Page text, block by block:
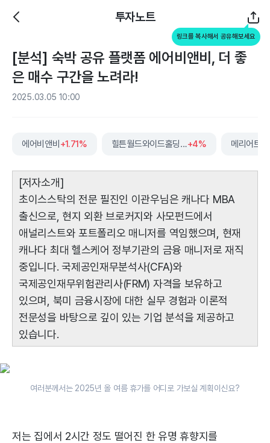
투자노트
링크를 복사해서 공유해보세요
[분석] 숙박 공유 플랫폼 에어비앤비, 더 좋
은 매수 구간을 노려라!
2025.03.05 10:00
에어비앤비 +1.71% 힐튼월드와이드홀딩스+4% 메리어트
[저자소개]
초이스스탁의 전문 필진인 이관우님은 캐나다 MBA
출신으로, 현지 외환 브로커지와 사모펀드에서
애널리스트와 포트폴리오 매니저를 역임했으며, 현재
캐나다 최대 헬스케어 정부기관의 금융 매니저로 재직
중입니다. 국제공인재무분석사(CFA)와
국제공인재무위험관리사(FRM) 자격을 보유하고
있으며, 북미 금융시장에 대한 실무 경험과 이론적
전문성을 바탕으로 깊이 있는 기업 분석을 제공하고
있습니다.
여러분께서는 2025년 올 여름 휴가를 어디로 가보실 계획이신요?
저는 집에서 2시간 정도 떨어진 한 유명 휴향지를